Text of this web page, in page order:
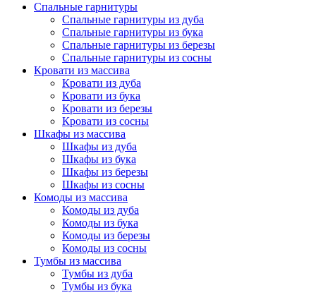
Спальные гарнитуры
Спальные гарнитуры из дуба
Спальные гарнитуры из бука
Спальные гарнитуры из березы
Спальные гарнитуры из сосны
Кровати из массива
Кровати из дуба
Кровати из бука
Кровати из березы
Кровати из сосны
Шкафы из массива
Шкафы из дуба
Шкафы из бука
Шкафы из березы
Шкафы из сосны
Комоды из массива
Комоды из дуба
Комоды из бука
Комоды из березы
Комоды из сосны
Тумбы из массива
Тумбы из дуба
Тумбы из бука